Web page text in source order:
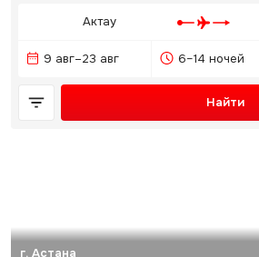
Актау
9 авг–23 авг 6–14 ночей
Найти
г. Астана